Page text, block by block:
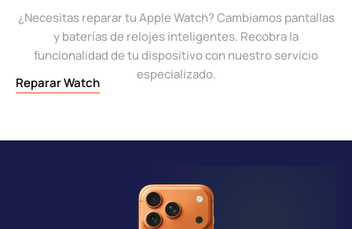
¿Necesitas reparar tu Apple Watch? Cambiamos pantallas
y baterías de relojes inteligentes. Recobra la
funcionalidad de tu dispositivo con nuestro servicio
especializado.
Reparar Watch